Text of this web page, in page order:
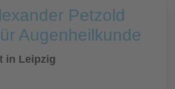
Petzold
Augenheilkunde
in Leipzig